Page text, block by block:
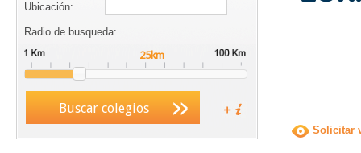
Ubicación:
Radio de busqueda:
Buscar colegios
Solicitar